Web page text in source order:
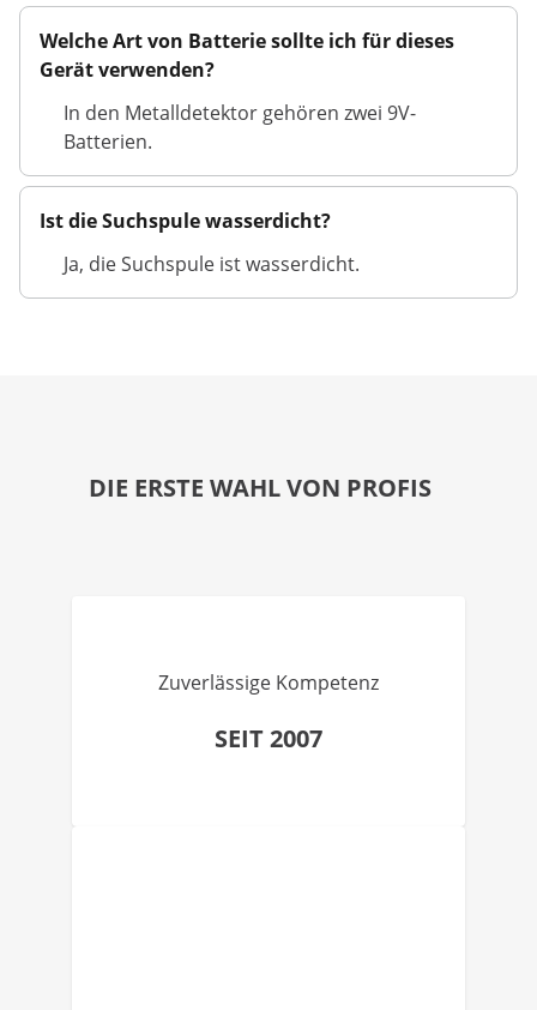
Welche Art von Batterie sollte ich für dieses
Gerät verwenden?
In den Metalldetektor gehören zwei 9V-
Batterien.
Ist die Suchspule wasserdicht?
Ja, die Suchspule ist wasserdicht.
DIE ERSTE WAHL VON PROFIS
Zuverlässige Kompetenz
SEIT 2007